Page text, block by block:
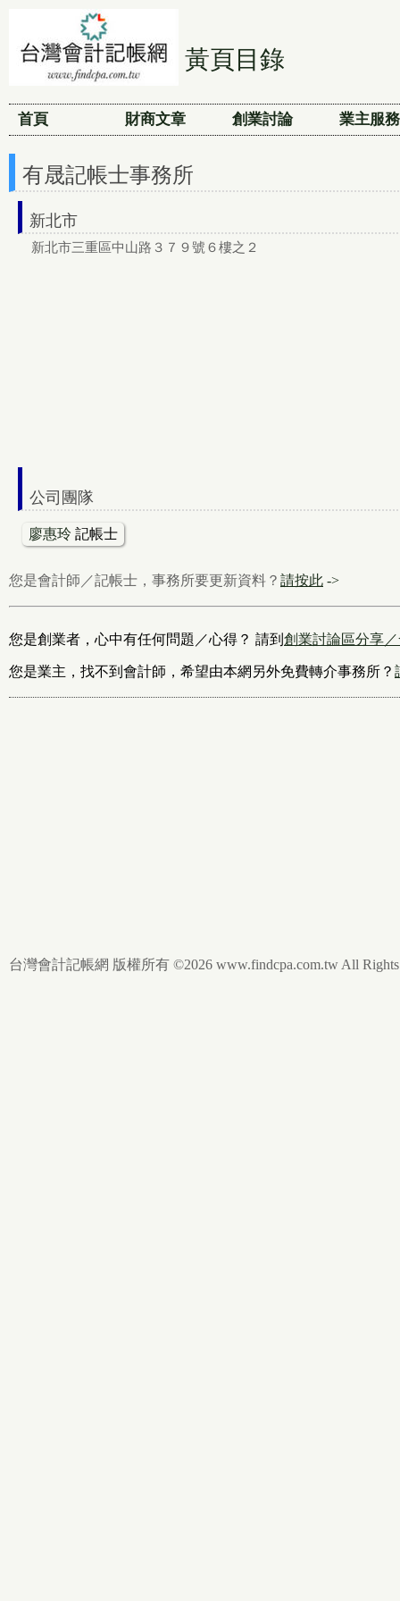
黃頁目錄
首頁 財商文章 創業討論 業主服務
有晟記帳士事務所
新北市
新北市三重區中山路３７９號６樓之２
公司團隊
廖惠玲 記帳士
您是會計師／記帳士，事務所要更新資料？ 請按此 ->
您是創業者，心中有任何問題／心得？ 請到 創業討論區分享
您是業主，找不到會計師，希望由本網另外免費轉介事務所？
台灣會計記帳網 版權所有 ©2026 www.findcpa.com.tw All Rights